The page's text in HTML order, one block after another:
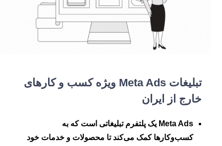
تبلیغات Meta Ads ویژه کسب و کارهای
خارج از ایران
Meta Ads یک پلتفرم تبلیغاتی است که به
کسب‌وکارها کمک می‌کند تا محصولات و خدمات خود